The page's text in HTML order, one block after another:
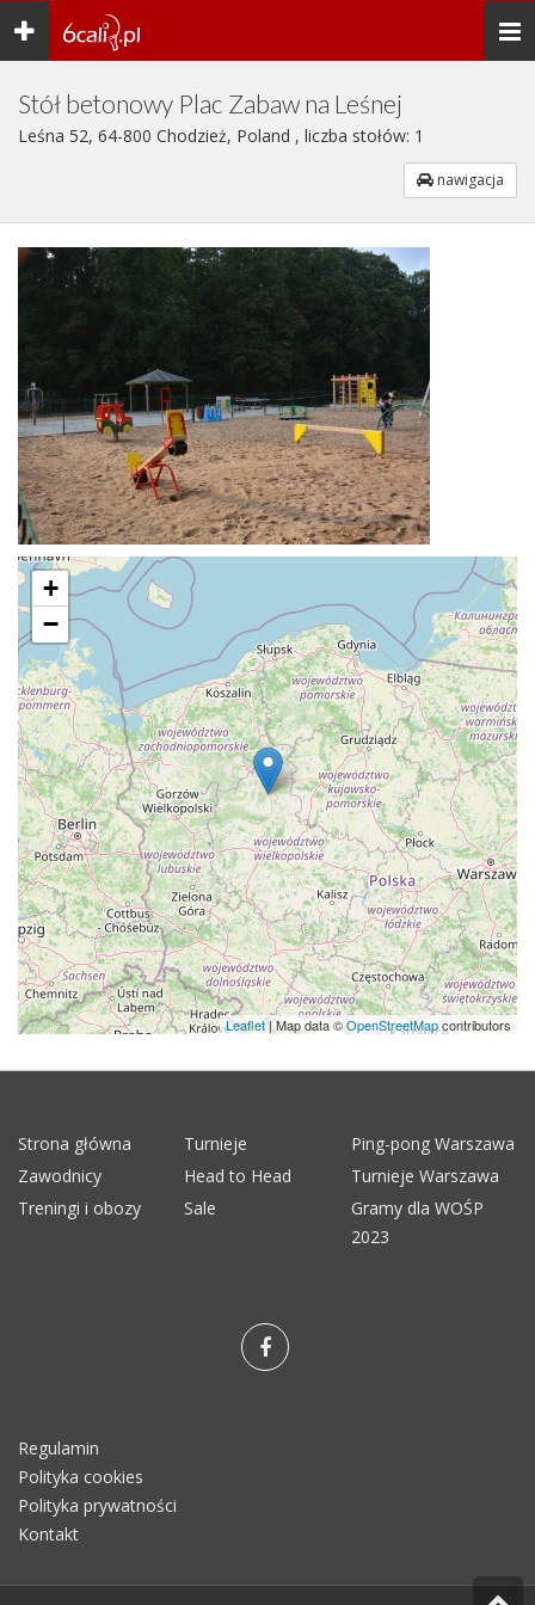
Toggle
navigation
Stół betonowy Plac Zabaw na Leśnej
Leśna 52, 64-800 Chodzież, Poland , liczba stołów: 1
nawigacja
+
−
Leaflet | Map data ©OpenStreetMapcontributors
Strona główna Turnieje
Ping-pong Warszawa
Zawodnicy
Head to Head
Turnieje Warszawa
Treningi i obozy
Sale
Gramy dla WOŚP
2023
Regulamin
Polityka cookies
Polityka prywatności
Kontakt